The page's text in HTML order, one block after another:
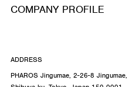
COMPANY PROFILE
ADDRESS
PHAROS Jingumae, 2-26-8 Jingumae,